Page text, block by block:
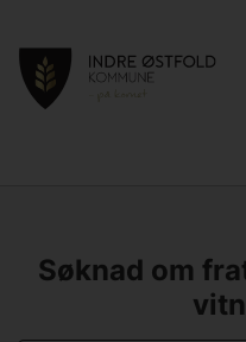
Søknad om